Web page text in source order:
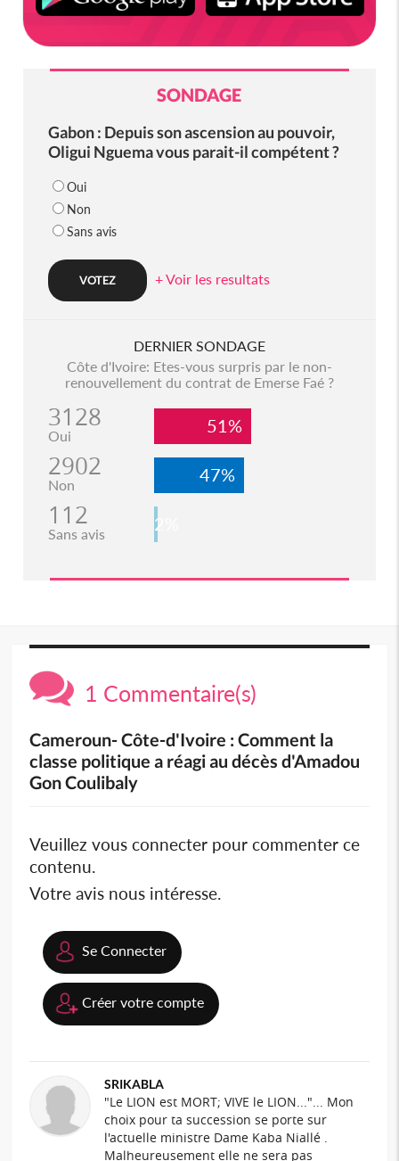
SONDAGE
Gabon : Depuis son ascension au pouvoir,
Oligui Nguema vous parait-il compétent ?
Oui
Non
Sans avis
+ Voir les resultats
DERNIER SONDAGE
Côte d'Ivoire: Etes-vous surpris par le non-
renouvellement du contrat de Emerse Faé ?
3128
Oui 51%
2902
Non 47%
112
Sans avis 2%
1 Commentaire(s)
Cameroun- Côte-d'Ivoire : Comment la
classe politique a réagi au décès d'Amadou
Gon Coulibaly
Veuillez vous connecter pour commenter ce
contenu.
Votre avis nous intéresse.
Se Connecter
Créer votre compte
SRIKABLA
"Le LION est MORT; VIVE le LION..."... Mon
choix pour ta succession se porte sur
l'actuelle ministre Dame Kaba Niallé .
Malheureusement elle ne sera pas